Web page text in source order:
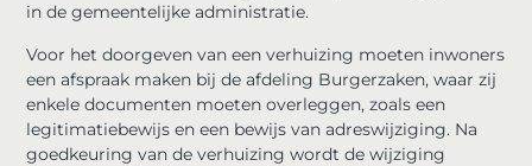
in de gemeentelijke administratie.
Voor het doorgeven van een verhuizing moeten inwoners
een afspraak maken bij de afdeling Burgerzaken, waar zij
enkele documenten moeten overleggen, zoals een
legitimatiebewijs en een bewijs van adreswijziging. Na
goedkeuring van de verhuizing wordt de wijziging